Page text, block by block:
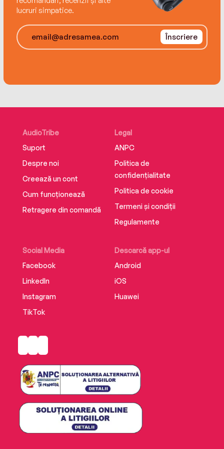
lucruri simpatice.
Înscriere
AudioTribe
Suport
Despre noi
Creează un cont
Cum funcționează
Retragere din comandă
Social Media
Facebook
LinkedIn
Instagram
TikTok
Descarcă app-ul
Android
iOS
Huawei
Legal
ANPC
Politica de
confidențialitate
Politica de cookie
Termeni și condiții
Regulamente